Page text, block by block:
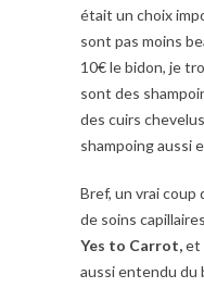
était un choix
sont pas moins
10€ le bidon, je
sont des
des cuirs
shampoing aussi
Bref, un vrai
de soins
Yes to Carrot,et
aussi entendu du